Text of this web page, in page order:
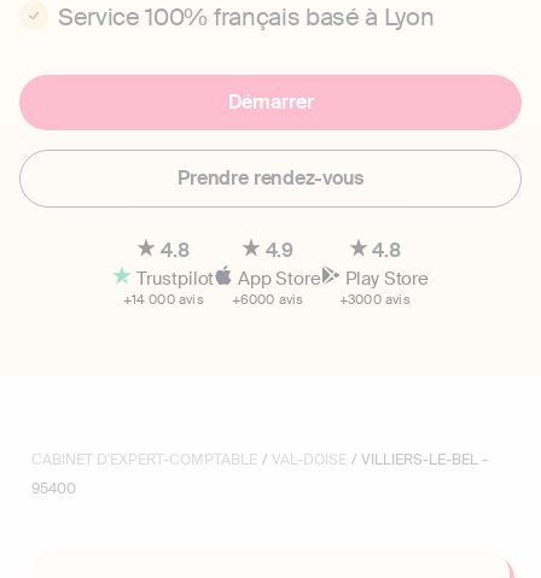
Service 100% français basé à Lyon
Démarrer
Prendre rendez-vous
4.8
Trustpilot
+14 000 avis
4.9
App Store
+6000 avis
4.8
Play Store
+3000 avis
CABINET D'EXPERT-COMPTABLE / VAL-DOISE / VILLIERS-LE-BEL -
95400